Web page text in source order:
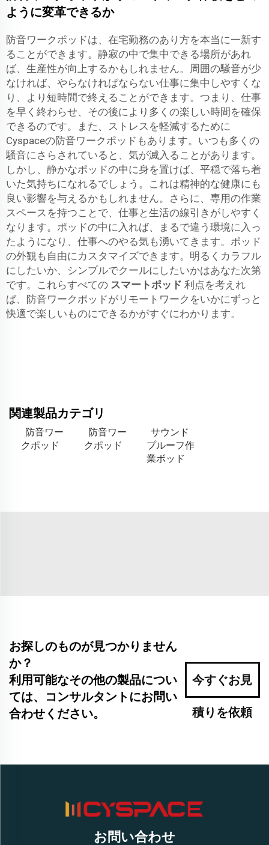
ように変革できるか
防音ワークポッドは、在宅勤務のあり方を本当に一新す
ることができます。静寂の中で集中できる場所があれ
ば、生産性が向上するかもしれません。周囲の騒音が少
なければ、やらなければならない仕事に集中しやすくな
り、より短時間で終えることができます。つまり、仕事
を早く終わらせ、その後により多くの楽しい時間を確保
できるのです。また、ストレスを軽減するために
Cyspaceの防音ワークポッドもあります。いつも多くの
騒音にさらされていると、気が滅入ることがあります。
しかし、静かなポッドの中に身を置けば、平穏で落ち着
いた気持ちになれるでしょう。これは精神的な健康にも
良い影響を与えるかもしれません。さらに、専用の作業
スペースを持つことで、仕事と生活の線引きがしやすく
なります。ポッドの中に入れば、まるで違う環境に入っ
たようになり、仕事へのやる気も湧いてきます。ポッド
の外観も自由にカスタマイズできます。明るくカラフル
にしたいか、シンプルでクールにしたいかはあなた次第
です。これらすべての スマートポッド 利点を考えれ
ば、防音ワークポッドがリモートワークをいかにずっと
快適で楽しいものにできるかがすぐにわかります。
関連製品カテゴリ
防音ワー
クポッド
防音ワー
クポッド
サウンド
プルーフ作
業ボッド
お探しのものが見つかりません
か？
利用可能なその他の製品につい
ては、コンサルタントにお問い
合わせください。
今すぐお見
積りを依頼
お問い合わせ